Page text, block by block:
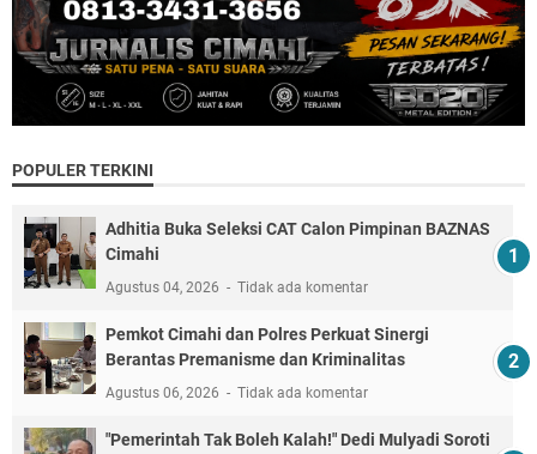
POPULER TERKINI
Adhitia Buka Seleksi CAT Calon Pimpinan BAZNAS
Cimahi
Agustus 04, 2026 Tidak ada komentar
Pemkot Cimahi dan Polres Perkuat Sinergi
Berantas Premanisme dan Kriminalitas
Agustus 06, 2026 Tidak ada komentar
"Pemerintah Tak Boleh Kalah!" Dedi Mulyadi Soroti